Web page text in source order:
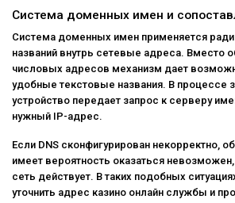
Система доменных имен и
Система доменных имен применяется
названий внутрь сетевые адреса. Вместо
числовых адресов механизм дает
удобные текстовые названия. В процессе
устройство передает запрос к серверу
нужный IP-адрес.
Если DNS сконфигурирован некорректно,
имеет вероятность оказаться
сеть действует. В таких подобных
уточнить адрес казино онлайн службы и